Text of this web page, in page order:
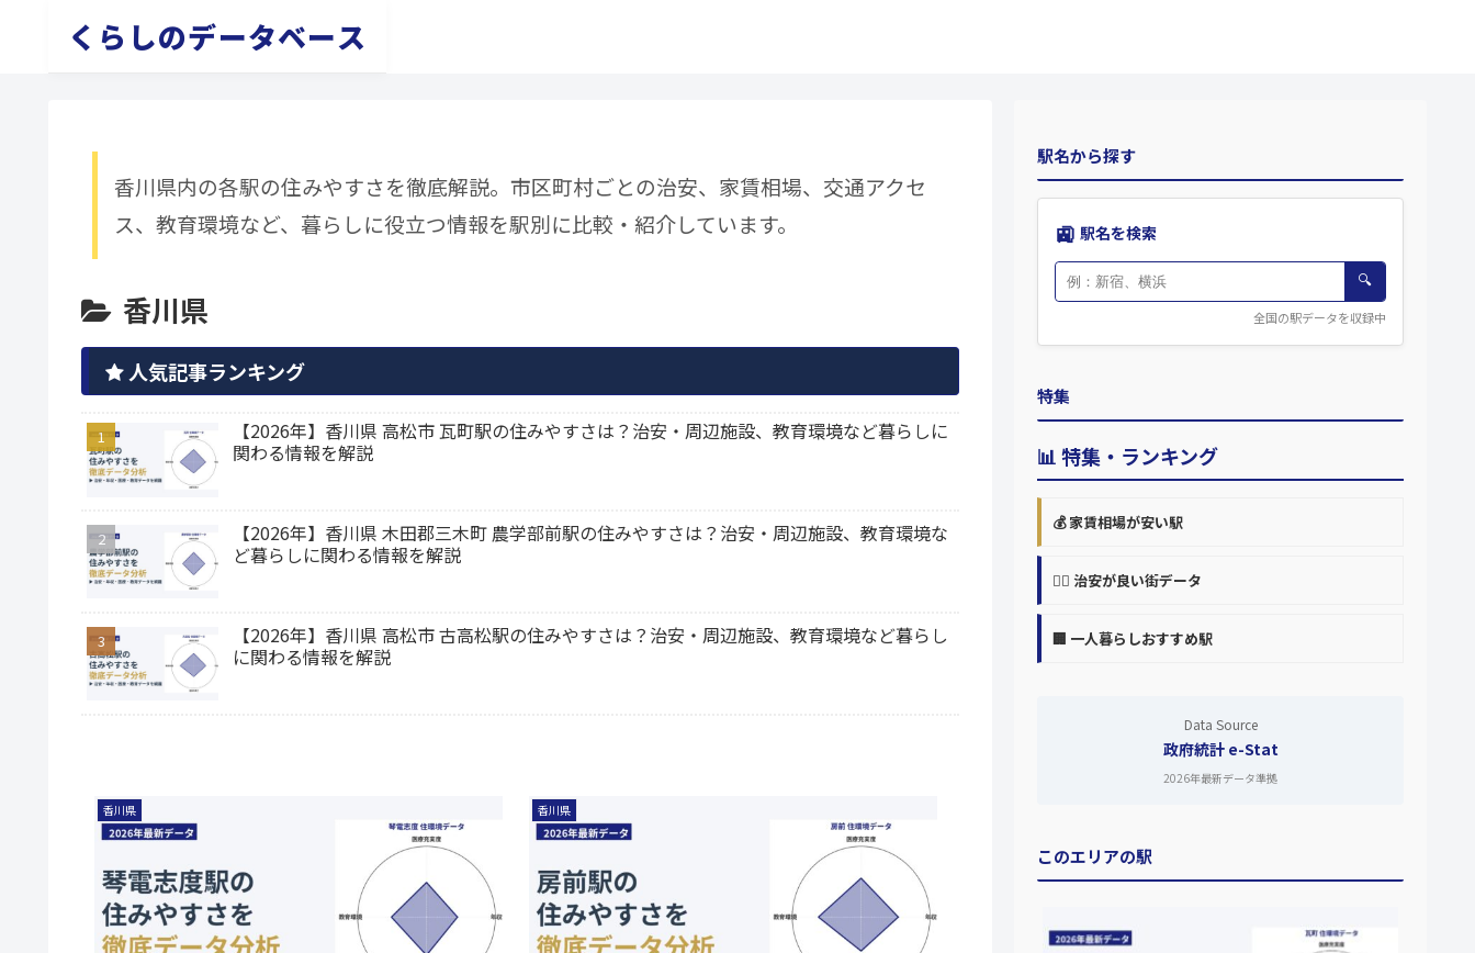
くらしのデータベース
香川県内の各駅の住みやすさを徹底解説。市区町村ごとの治安、家賃相場、交通アクセ
ス、教育環境など、暮らしに役立つ情報を駅別に比較・紹介しています。
香川県
人気記事ランキング
【2026年】香川県 高松市 瓦町駅の住みやすさは？治安・周辺施設、教育環境など暮らしに
関わる情報を解説
【2026年】香川県 木田郡三木町 農学部前駅の住みやすさは？治安・周辺施設、教育環境な
ど暮らしに関わる情報を解説
【2026年】香川県 高松市 古高松駅の住みやすさは？治安・周辺施設、教育環境など暮らし
に関わる情報を解説
香川県 香川県
駅名から探す
🚉 駅名を検索
🔍
全国の駅データを収録中
特集
📊 特集・ランキング
💰 家賃相場が安い駅
👮‍♀️ 治安が良い街データ
🏢 一人暮らしおすすめ駅
Data Source
政府統計 e-Stat
2026年最新データ準拠
このエリアの駅